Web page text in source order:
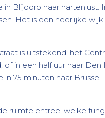
in Blijdorp naar
Het is een heerlijke
is uitstekend: het
of in een half uur naar
in 75 minuten naar
ruimte entree, welke